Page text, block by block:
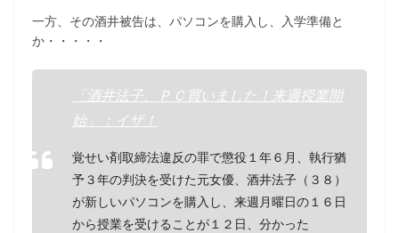
一方、その酒井被告は、パソコンを購入し、入学準備と
か・・・・・
「酒井法子、ＰＣ買いました！来週授業開
始」：イザ！
覚せい剤取締法違反の罪で懲役１年６月、執行猶
予３年の判決を受けた元女優、酒井法子（３８）
が新しいパソコンを購入し、来週月曜日の１６日
から授業を受けることが１２日、分かった